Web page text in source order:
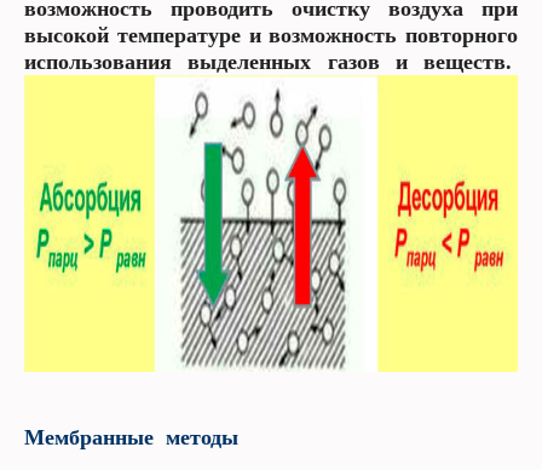
возможность проводить очистку воздуха при
высокой температуре и возможность повторного
использования выделенных газов и веществ.
Мембранные методы